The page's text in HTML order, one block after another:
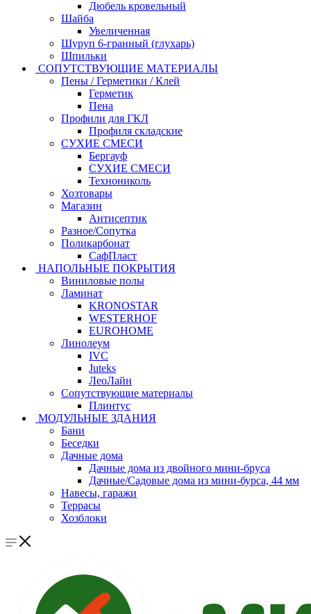
Дюбель кровельный
Шайба
Увеличенная
Шуруп 6-гранный (глухарь)
Шпильки
СОПУТСТВУЮЩИЕ МАТЕРИАЛЫ
Пены / Герметики / Клей
Герметик
Пена
Профили для ГКЛ
Профиля складские
СУХИЕ СМЕСИ
Бергауф
СУХИЕ СМЕСИ
Технониколь
Хозтовары
Магазин
Антисептик
Разное/Сопутка
Поликарбонат
СафПласт
НАПОЛЬНЫЕ ПОКРЫТИЯ
Виниловые полы
Ламинат
KRONOSTAR
WESTERHOF
EUROHOME
Линолеум
IVC
Juteks
ЛеоЛайн
Сопутствующие материалы
Плинтус
МОДУЛЬНЫЕ ЗДАНИЯ
Бани
Беседки
Дачные дома
Дачные дома из двойного мини-бруса
Дачные/Садовые дома из мини-бурса, 44 мм
Навесы, гаражи
Террасы
Хозблоки